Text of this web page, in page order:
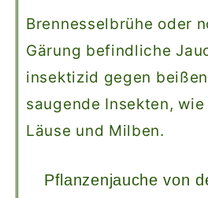
Brennesselbrühe oder
Gärung befindliche
insektizid gegen
saugende Insekten,
Läuse und Milben.
Pflanzenjauche von